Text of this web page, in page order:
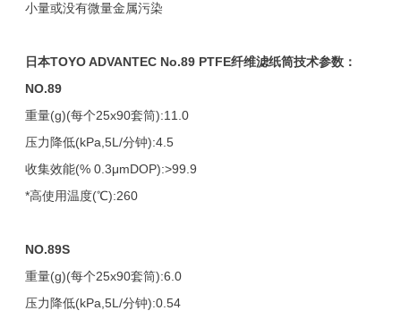
小量或没有微量金属污染
日本TOYO ADVANTEC No.89 PTFE纤维滤纸筒技术参数：
NO.89
重量(g)(每个25x90套筒):11.0
压力降低(kPa,5L/分钟):4.5
收集效能(% 0.3μmDOP):>99.9
*高使用温度(℃):260
NO.89S
重量(g)(每个25x90套筒):6.0
压力降低(kPa,5L/分钟):0.54